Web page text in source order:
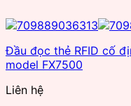
Đầu đọc thẻ RFID cố
model FX7500
Liên hệ